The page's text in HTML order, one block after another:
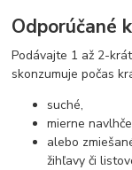
Odporúčané
Podávajte 1 až 2-
skonzumuje počas
suché,
mierne
alebo
žihľavy či